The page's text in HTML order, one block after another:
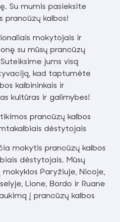
Su mumis pasieksite
prancūzų kalbos!
mokytojais ir
su mūsų prancūzų
jums visą
kad taptumėte
kalbininkais ir
kultūras ir galimybes!
prancūzų kalbos
dėstytojais
mokytis prancūzų kalbos
dėstytojais. Mūsų
Paryžiuje, Nicoje,
Lione, Bordo ir Ruane
į prancūzų kalbos